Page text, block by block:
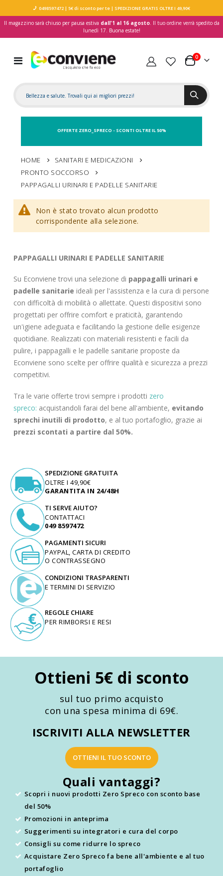
0498597472| 5€ di sconto per te| SPEDIZIONE GRATIS OLTRE I 49,90€
Il magazzino sarà chiuso per pausa estiva dall'1 al 16 agosto. Il tuo ordine verrà spedito da
lunedì 17. Buona estate!
Toggle
Nav
Carrello
0elementi
OFFERTE ZERO_SPRECO - SCONTI OLTRE IL 50%
HOME
SANITARI E MEDICAZIONI
PRONTO SOCCORSO
PAPPAGALLI URINARI E PADELLE SANITARIE
Non è stato trovato alcun prodotto
corrispondente alla selezione.
PAPPAGALLI URINARI E PADELLE SANITARIE
Su Econviene trovi una selezione di pappagalli urinari e
padelle sanitarie ideali per l'assistenza e la cura di persone
con difficoltà di mobilità o allettate. Questi dispositivi sono
progettati per offrire comfort e praticità, garantendo
un'igiene adeguata e facilitando la gestione delle esigenze
quotidiane. Realizzati con materiali resistenti e facili da
pulire, i pappagalli e le padelle sanitarie proposte da
Econviene sono scelte per offrire qualità e sicurezza a prezzi
competitivi.
Tra le varie offerte trovi sempre i prodotti zero
spreco: acquistandoli farai del bene all'ambiente, evitando
sprechi inutili di prodotto, e al tuo portafoglio, grazie ai
prezzi scontati a partire dal 50%.
SPEDIZIONE GRATUITA
OLTRE I 49,90€
GARANTITA IN 24/48H
TI SERVE AIUTO?
CONTATTACI
049 8597472
PAGAMENTI SICURI
PAYPAL, CARTA DI CREDITO
O CONTRASSEGNO
CONDIZIONI TRASPARENTI
E TERMINI DI SERVIZIO
REGOLE CHIARE
PER RIMBORSI E RESI
Ottieni 5€ di sconto
sul tuo primo acquisto
con una spesa minima di 69€.
ISCRIVITI ALLA NEWSLETTER
OTTIENI IL TUO SCONTO
Quali vantaggi?
Scopri i nuovi prodotti Zero Spreco con sconto base
del 50%
Promozioni in anteprima
Suggerimenti su integratori e cura del corpo
Consigli su come ridurre lo spreco
Acquistare Zero Spreco fa bene all'ambiente e al tuo
portafoglio